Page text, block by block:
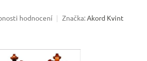
hodnocení Značka:Akord Kvint